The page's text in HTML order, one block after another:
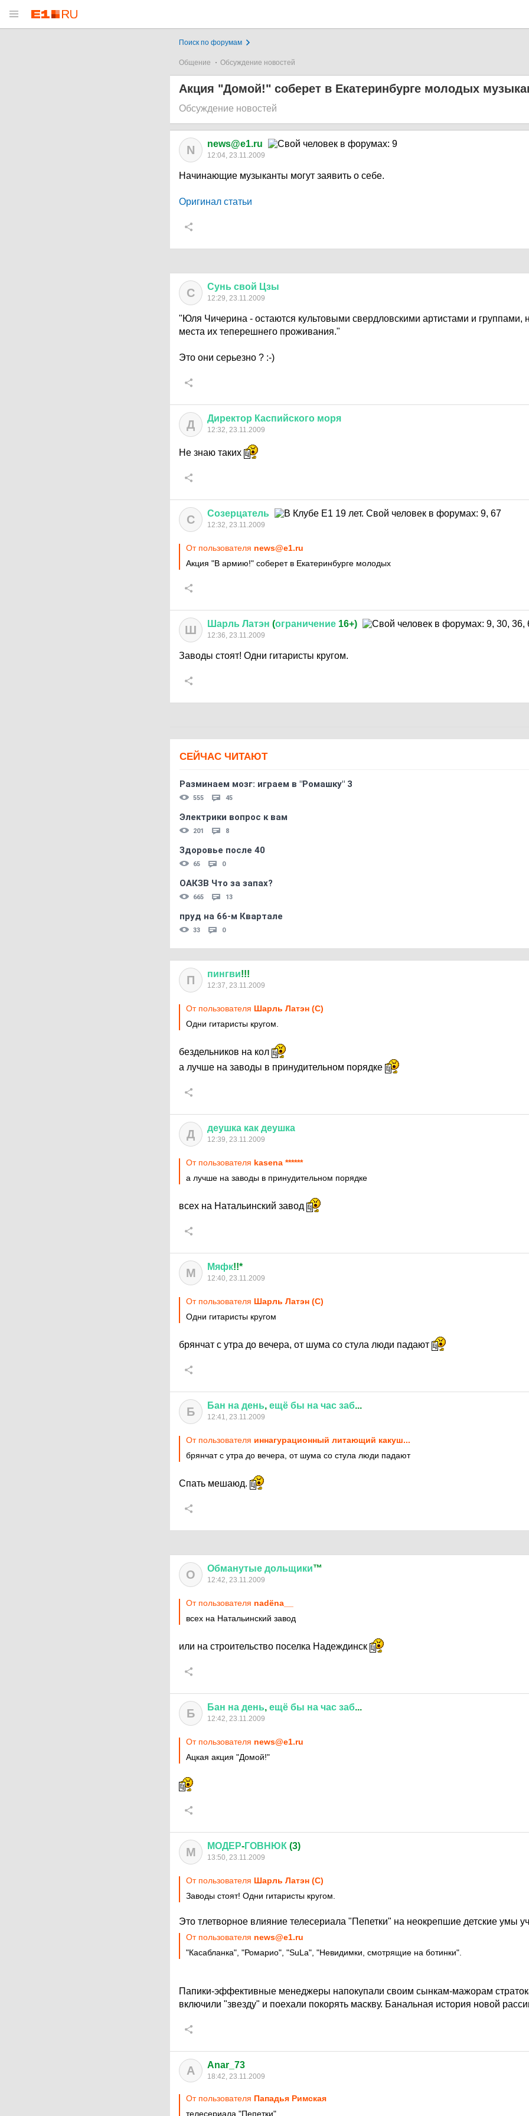
Поиск по форумам
Общение Обсуждение новостей
Акция "Домой!" соберет в Екатеринбурге молодых
Обсуждение новостей
N news@e1.ru
12:04, 23.11.2009
Начинающие музыканты могут заявить о себе.
Оригинал статьи
С Сунь свой Цзы
12:29, 23.11.2009
"Юля Чичерина - остаются культовыми свердловскими артистами и группами,
места их теперешнего проживания."
Это они серьезно ? :-)
Д Директор Каспийского моря
12:32, 23.11.2009
Не знаю таких
С Созерцатель
12:32, 23.11.2009
От пользователя news@e1.ru
Акция "В армию!" соберет в Екатеринбурге молодых
Ш Шарль Латэн (ограничение 16+)
12:36, 23.11.2009
Заводы стоят! Одни гитаристы кругом.
СЕЙЧАС ЧИТАЮТ
Разминаем мозг: играем в "Ромашку" 3
555 45
Электрики вопрос к вам
201 8
Здоровье после 40
65 0
ОАКЗВ Что за запах?
665 13
пруд на 66-м Квартале
33 0
П пингви!!!
12:37, 23.11.2009
От пользователя Шарль Латэн (С)
Одни гитаристы кругом.
бездельников на кол
а лучше на заводы в принудительном порядке
Д деушка как деушка
12:39, 23.11.2009
От пользователя kasena ******
а лучше на заводы в принудительном порядке
всех на Натальинский завод
М Мяфк!!*
12:40, 23.11.2009
От пользователя Шарль Латэн (С)
Одни гитаристы кругом
брянчат с утра до вечера, от шума со стула люди падают
Б Бан на день, ещё бы на час заб...
12:41, 23.11.2009
От пользователя иннагурационный литающий какуш...
брянчат с утра до вечера, от шума со стула люди падают
Спать мешаюд.
О Обманутые дольщики™
12:42, 23.11.2009
От пользователя nadёna__
всех на Натальинский завод
или на строительство поселка Надеждинск
Б Бан на день, ещё бы на час заб...
12:42, 23.11.2009
От пользователя news@e1.ru
Ацкая акция "Домой!"
М МОДЕР-ГОВНЮК (3)
13:50, 23.11.2009
От пользователя Шарль Латэн (С)
Заводы стоят! Одни гитаристы кругом.
Это тлетворное влияние телесериала "Пепетки" на неокрепшие детские умы
От пользователя news@e1.ru
"Касабланка", "Ромарио", "SuLa", "Невидимки, смотрящие на ботинки".
Папики-эффективные менеджеры напокупали своим сынкам-мажорам
включили "звезду" и поехали покорять маскву. Банальная история новой
A Anar_73
18:42, 23.11.2009
От пользователя Пападья Римская
телесериала "Пепетки"